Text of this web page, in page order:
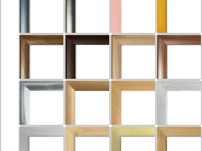
Aluminium